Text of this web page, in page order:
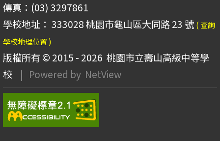
傳真：(03) 3297861
學校地址： 333028 桃園市龜山區大同路 23 號 ( 查詢
學校地理位置 )
版權所有 © 2015 - 2026 桃園市立壽山高級中等學
校
| Powered by NetView